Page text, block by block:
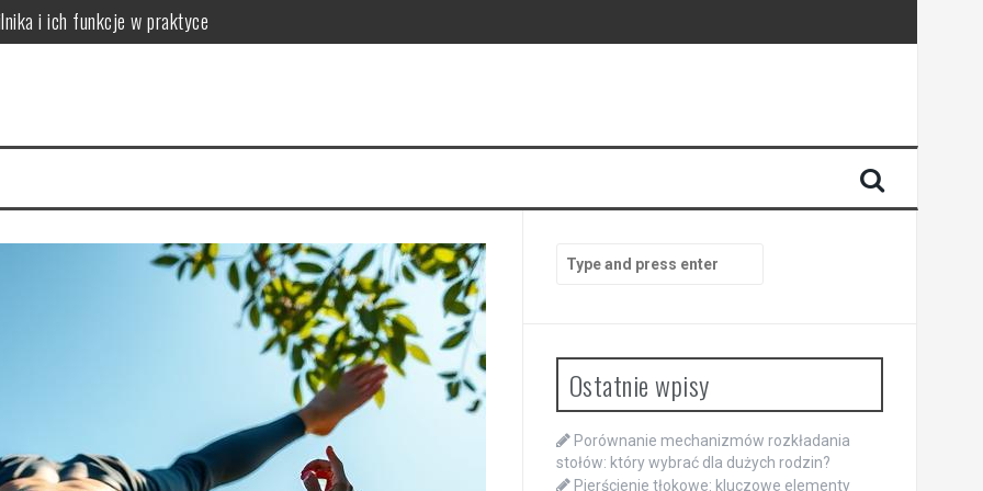
i ich funkcje w praktyce
i skuteczna rutyna anti-aging
na 4 tygodnie
cerę i jak to naprawić
for:
Ostatnie wpisy
Porównanie mechanizmów rozkładania
stołów: który wybrać dla dużych rodzin?
Pierścienie tłokowe: kluczowe elementy